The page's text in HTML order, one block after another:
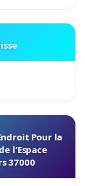
Pour la
l’Espace
37000